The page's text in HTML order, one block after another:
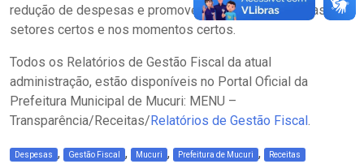
redução de despesas e promover as receitas previstas nos
setores certos e nos momentos certos.
Todos os Relatórios de Gestão Fiscal da atual
administração, estão disponíveis no Portal Oficial da
Prefeitura Municipal de Mucuri: MENU –
Transparência/Receitas/Relatórios de Gestão Fiscal.
Despesas , Gestão Fiscal , Mucuri , Prefeitura de Mucuri , Receitas